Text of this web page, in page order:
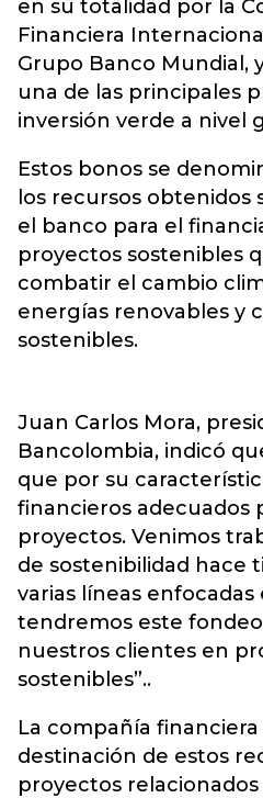
en su totalidad por la
Financiera
Grupo Banco Mundial,
una de las principales
inversión verde a nivel
Estos bonos se
los recursos obtenidos
el banco para el
proyectos sostenibles
combatir el cambio
energías renovables y
sostenibles.
Juan Carlos Mora,
Bancolombia, indicó
que por su
financieros adecuados
proyectos. Venimos
de sostenibilidad hace
varias líneas enfocadas
tendremos este
nuestros clientes en
sostenibles”..
La compañía
destinación de estos
proyectos